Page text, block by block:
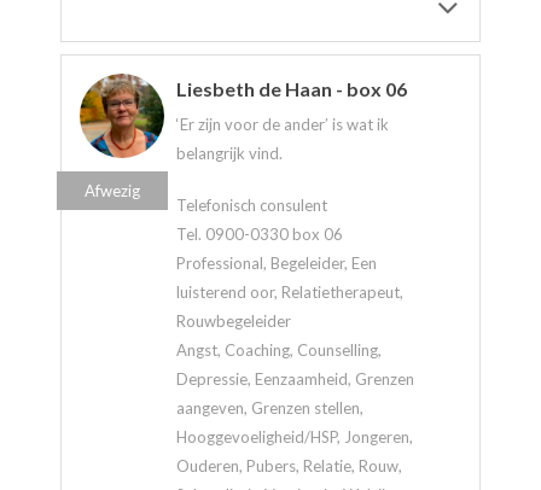
Liesbeth de Haan - box 06
‘Er zijn voor de ander’ is wat ik
belangrijk vind.
Telefonisch consulent
Tel. 0900-0330 box 06
Professional, Begeleider, Een
luisterend oor, Relatietherapeut,
Rouwbegeleider
Angst, Coaching, Counselling,
Depressie, Eenzaamheid, Grenzen
aangeven, Grenzen stellen,
Hooggevoeligheid/HSP, Jongeren,
Ouderen, Pubers, Relatie, Rouw,
Afwezig